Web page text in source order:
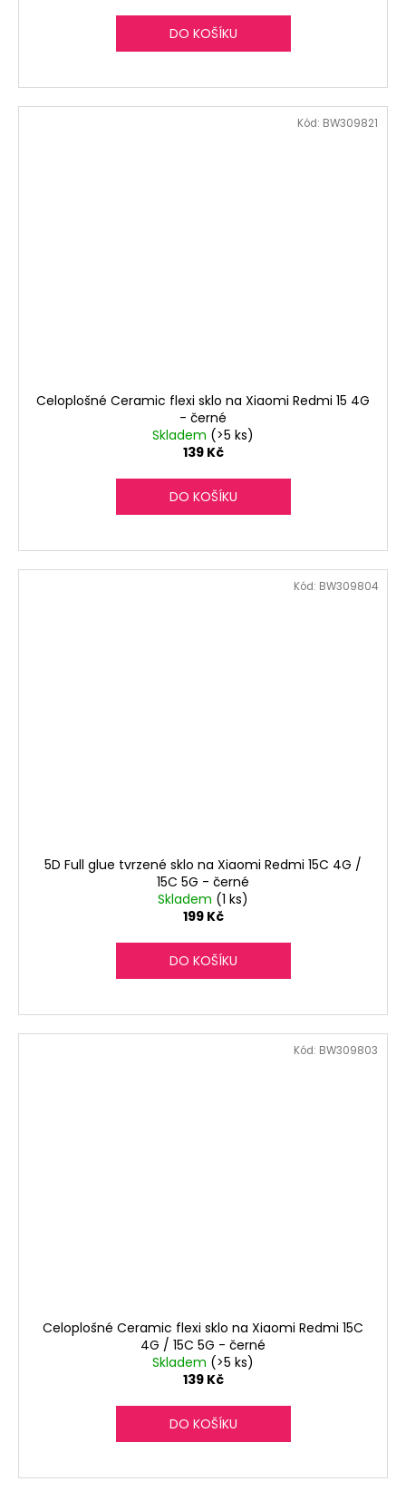
DO KOŠÍKU
Celoplošné Ceramic flexi sklo na Xiaomi Redmi 15 4G
- černé
Skladem (>5 ks)
139 Kč
DO KOŠÍKU
Kód: BW309821
5D Full glue tvrzené sklo na Xiaomi Redmi 15C 4G /
15C 5G - černé
Skladem (1 ks)
199 Kč
DO KOŠÍKU
Kód: BW309804
Celoplošné Ceramic flexi sklo na Xiaomi Redmi 15C
4G / 15C 5G - černé
Skladem (>5 ks)
139 Kč
DO KOŠÍKU
Kód: BW309803